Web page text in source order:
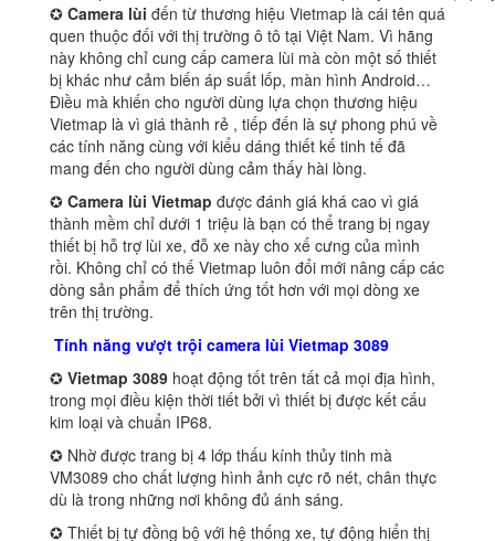
✪ Camera lùi đến từ thương hiệu Vietmap là cái tên quá
quen thuộc đối với thị trường ô tô tại Việt Nam. Vì hãng
này không chỉ cung cấp camera lùi mà còn một số thiết
bị khác như cảm biến áp suất lốp, màn hình Android…
Điều mà khiến cho người dùng lựa chọn thương hiệu
Vietmap là vì giá thành rẻ , tiếp đến là sự phong phú về
các tính năng cùng với kiểu dáng thiết kế tinh tế đã
mang đến cho người dùng cảm thấy hài lòng.
✪ Camera lùi Vietmap được đánh giá khá cao vì giá
thành mềm chỉ dưới 1 triệu là bạn có thể trang bị ngay
thiết bị hỗ trợ lùi xe, đỗ xe này cho xế cưng của mình
rồi. Không chỉ có thế Vietmap luôn đổi mới nâng cấp các
dòng sản phẩm để thích ứng tốt hơn với mọi dòng xe
trên thị trường.
Tính năng vượt trội camera lùi Vietmap 3089
✪ Vietmap 3089 hoạt động tốt trên tất cả mọi địa hình,
trong mọi điều kiện thời tiết bởi vì thiết bị được kết cấu
kim loại và chuẩn IP68.
✪ Nhờ được trang bị 4 lớp thấu kính thủy tinh mà
VM3089 cho chất lượng hình ảnh cực rõ nét, chân thực
dù là trong những nơi không đủ ánh sáng.
✪ Thiết bị tự đồng bộ với hệ thống xe, tự động hiển thị